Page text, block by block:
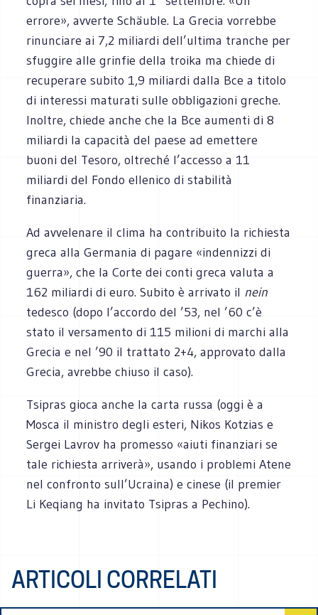
errore», avverte Schäu­ble. La Gre­cia vor­rebbe
rinun­ciare ai 7,2 miliardi dell’ultima tran­che per
sfug­gire alle grin­fie della troika ma chiede di
recu­pe­rare subito 1,9 miliardi dalla Bce a titolo
di inte­ressi matu­rati sulle obbli­ga­zioni gre­che.
Inol­tre, chiede anche che la Bce aumenti di 8
miliardi la capa­cità del paese ad emet­tere
buoni del Tesoro, oltre­ché l’accesso a 11
miliardi del Fondo elle­nico di sta­bi­lità
finanziaria.
Ad avve­le­nare il clima ha con­tri­buito la richie­sta
greca alla Ger­ma­nia di pagare «inden­nizzi di
guerra», che la Corte dei conti greca valuta a
162 miliardi di euro. Subito è arri­vato il nein
tede­sco (dopo l’accordo del ’53, nel ’60 c’è
stato il ver­sa­mento di 115 milioni di mar­chi alla
Gre­cia e nel ’90 il trat­tato 2+4, appro­vato dalla
Gre­cia, avrebbe chiuso il caso).
Tsi­pras gioca anche la carta russa (oggi è a
Mosca il mini­stro degli esteri, Nikos Kotzias e
Ser­gei Lavrov ha pro­messo «aiuti finan­ziari se
tale richie­sta arri­verà», usando i pro­blemi Atene
nel con­fronto sull’Ucraina) e cinese (il pre­mier
Li Keqiang ha invi­tato Tsi­pras a Pechino).
ARTICOLI CORRELATI